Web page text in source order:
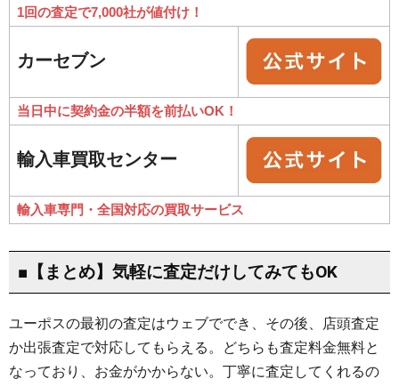
1回の査定で7,000社が値付け！
カーセブン
当日中に契約金の半額を前払いOK！
輸入車買取センター
輸入車専門・全国対応の買取サービス
■【まとめ】気軽に査定だけしてみてもOK
ユーポスの最初の査定はウェブででき、その後、店頭査定
か出張査定で対応してもらえる。どちらも査定料金無料と
なっており、お金がかからない。丁寧に査定してくれるの